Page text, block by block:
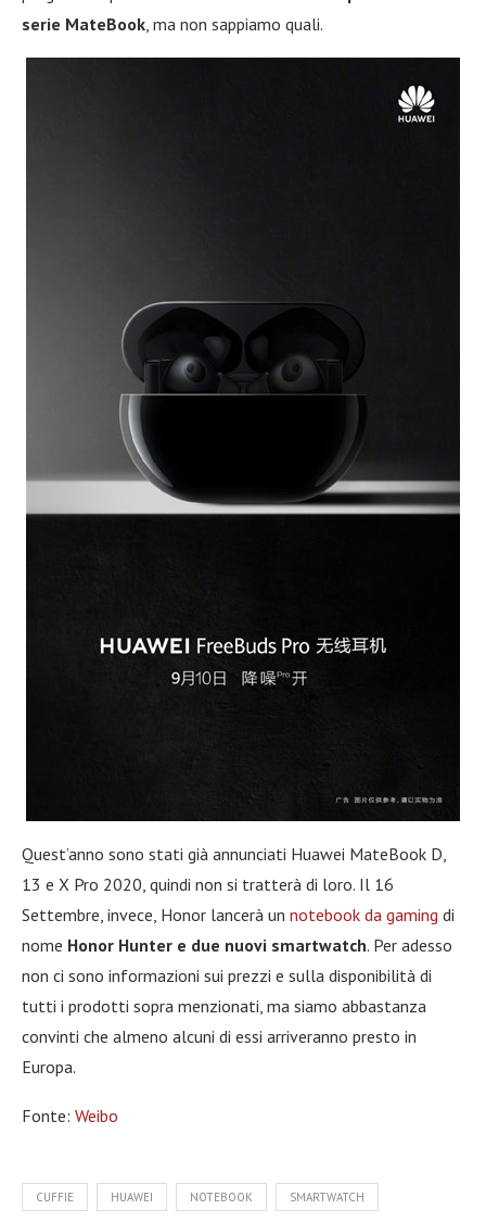
serie MateBook , ma non sappiamo quali.
Quest’anno sono stati già annunciati Huawei MateBook D,
13 e X Pro 2020, quindi non si tratterà di loro. Il 16
Settembre, invece, Honor lancerà un notebook da gaming di
nome Honor Hunter e due nuovi smartwatch. Per adesso
non ci sono informazioni sui prezzi e sulla disponibilità di
tutti i prodotti sopra menzionati, ma siamo abbastanza
convinti che almeno alcuni di essi arriveranno presto in
Europa.
Fonte: Weibo
CUFFIE HUAWEI NOTEBOOK SMARTWATCH